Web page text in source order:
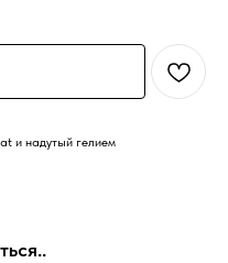
и надутый гелием